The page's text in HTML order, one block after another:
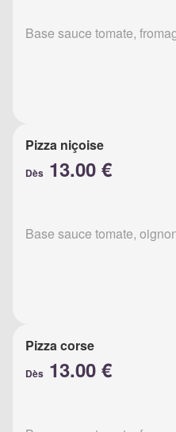
Base sauce tomate,
Pizza niçoise
Dès 13.00 €
Base sauce tomate,
Pizza corse
Dès 13.00 €